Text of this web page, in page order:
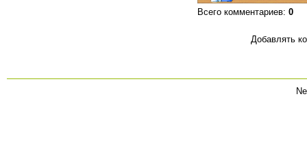
Всего комментариев: 0
Добавлять